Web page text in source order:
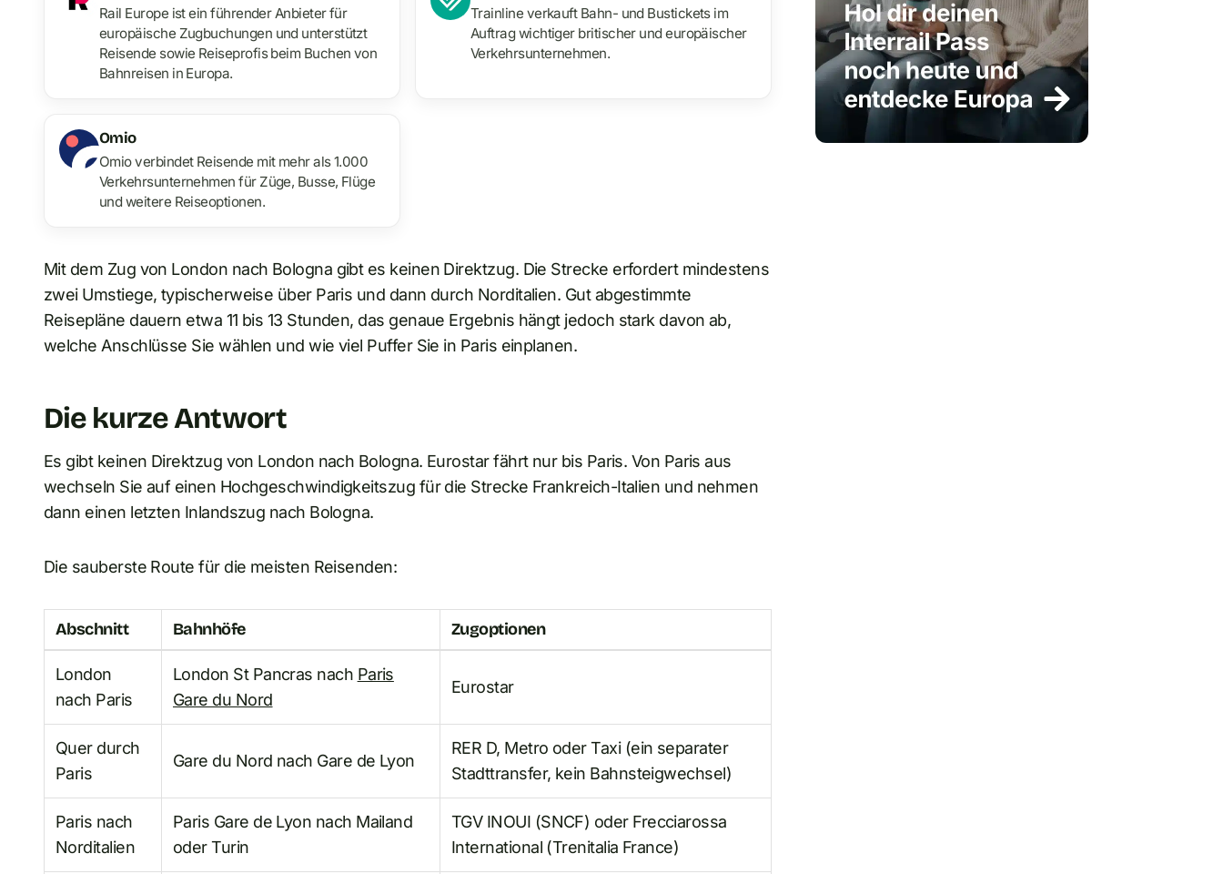
Rail Europe ist ein führender Anbieter für
europäische Zugbuchungen und unterstützt
Reisende sowie Reiseprofis beim Buchen von
Bahnreisen in Europa.
Trainline verkauft Bahn- und Bustickets im
Auftrag wichtiger britischer und europäischer
Verkehrsunternehmen.
Omio
Omio verbindet Reisende mit mehr als 1.000
Verkehrsunternehmen für Züge, Busse, Flüge
und weitere Reiseoptionen.
Mit dem Zug von London nach Bologna gibt es keinen Direktzug. Die Strecke erfordert mindestens
zwei Umstiege, typischerweise über Paris und dann durch Norditalien. Gut abgestimmte
Reisepläne dauern etwa 11 bis 13 Stunden, das genaue Ergebnis hängt jedoch stark davon ab,
welche Anschlüsse Sie wählen und wie viel Puffer Sie in Paris einplanen.
Die kurze Antwort
Es gibt keinen Direktzug von London nach Bologna. Eurostar fährt nur bis Paris. Von Paris aus
wechseln Sie auf einen Hochgeschwindigkeitszug für die Strecke Frankreich-Italien und nehmen
dann einen letzten Inlandszug nach Bologna.
Die sauberste Route für die meisten Reisenden:
Abschnitt Bahnhöfe Zugoptionen
London
nach Paris
London St Pancras nach Paris
Gare du Nord
Eurostar
Quer durch
Paris
Gare du Nord nach Gare de Lyon
RER D, Metro oder Taxi (ein separater
Stadttransfer, kein Bahnsteigwechsel)
Paris nach
Norditalien
Paris Gare de Lyon nach Mailand
oder Turin
TGV INOUI (SNCF) oder Frecciarossa
International (Trenitalia France)